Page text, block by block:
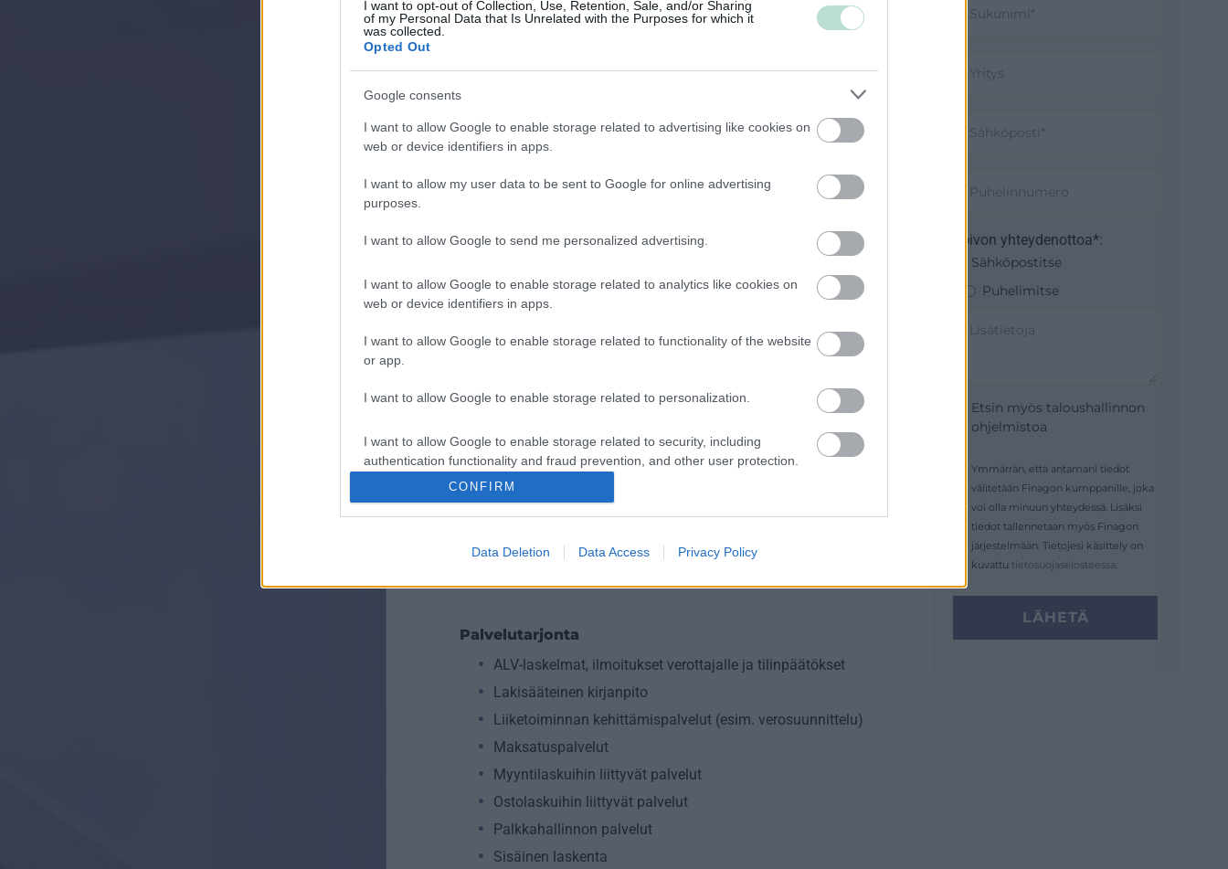
I want to opt-out of Collection, Use, Retention, Sale, and/or Sharing
of my Personal Data that Is Unrelated with the Purposes for which it
was collected.
Opted Out
Google consents
I want to allow Google to enable storage related to advertising like cookies on
web or device identifiers in apps.
I want to allow my user data to be sent to Google for online advertising
purposes.
I want to allow Google to send me personalized advertising.
I want to allow Google to enable storage related to analytics like cookies on
web or device identifiers in apps.
I want to allow Google to enable storage related to functionality of the website
or app.
I want to allow Google to enable storage related to personalization.
I want to allow Google to enable storage related to security, including
authentication functionality and fraud prevention, and other user protection.
CONFIRM
Data Deletion Data Access Privacy Policy
Mikrot
Osuuskunta
Järjestöt ja yhdistykset
Informaatio ja viestintä
Kuljetusliike­toiminta
Majoitus- ja ravitsemistoiminta
Palveluliiketoiminta
Rakentaminen
Palvelutarjonta
ALV-laskelmat, ilmoitukset verottajalle ja tilinpäätökset
Lakisääteinen kirjanpito
Liiketoiminnan kehittämispalvelut (esim. verosuunnittelu)
Maksatuspalvelut
Myyntilaskuihin liittyvät palvelut
Ostolaskuihin liittyvät palvelut
Palkkahallinnon palvelut
Sisäinen laskenta
Toivon yhteydenottoa*:
Sähköpostitse
Puhelimitse
Etsin myös taloushallinnon
ohjelmistoa
Ymmärrän, että antamani tiedot
välitetään Finagon kumppanille, joka
voi olla minuun yhteydessä. Lisäksi
tiedot tallennetaan myös Finagon
järjestelmään. Tietojesi käsittely on
kuvattu tietosuojaselosteessa.
LÄHETÄ